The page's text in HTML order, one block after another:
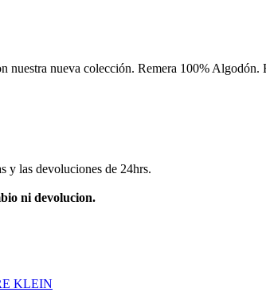
nuestra nueva colección. Remera 100%
y las devoluciones de 24hrs.
ni devolucion.